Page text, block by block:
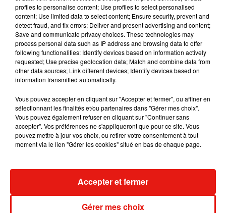
3 août 2026
Fred again.. et Latin Mafia dévoilent enfin
leur mixtape créée en...
Swedish House Mafia et Lykke Li
David Guetta et Carl Cox signent un B2B
profiles to personalise content; Use profiles to select personalised
content; Use limited data to select content; Ensure security, prevent and
detect fraud, and fix errors; Deliver and present advertising and content;
Save and communicate privacy choices. These technologies may
process personal data such as IP address and browsing data to offer
following functionalities: Identify devices based on information actively
requested; Use precise geolocation data; Match and combine data from
other data sources; Link different devices; Identify devices based on
information transmitted automatically.
Vous pouvez accepter en cliquant sur "Accepter et fermer", ou affiner en
sélectionnant les finalités et/ou partenaires dans "Gérer mes choix".
Vous pouvez également refuser en cliquant sur "Continuer sans
accepter". Vos préférences ne s'appliqueront que pour ce site. Vous
pouvez mettre à jour vos choix, ou retirer votre consentement à tout
moment via le lien "Gérer les cookies" situé en bas de chaque page.
Gérer mes choix
Accepter et fermer